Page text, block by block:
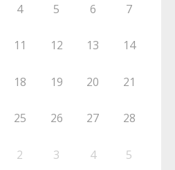
4 5 6 7
11 12 13 14
18 19 20 21
25 26 27 28
2 3 4 5